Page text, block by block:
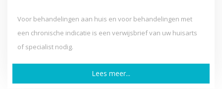
Voor behandelingen aan huis en voor behandelingen met
een chronische indicatie is een verwijsbrief van uw huisarts
of specialist nodig.
Lees meer...